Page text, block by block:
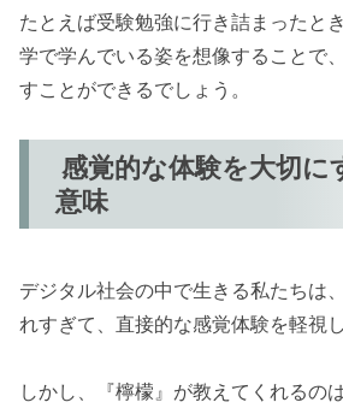
たとえば受験勉強に行き詰まったと
学で学んでいる姿を想像することで
すことができるでしょう。
感覚的な体験を大切に
意味
デジタル社会の中で生きる私たちは
れすぎて、直接的な感覚体験を軽視
しかし、『檸檬』が教えてくれるの